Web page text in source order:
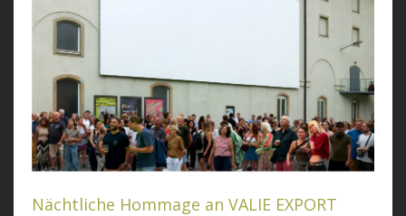
Nächtliche Hommage an VALIE EXPORT